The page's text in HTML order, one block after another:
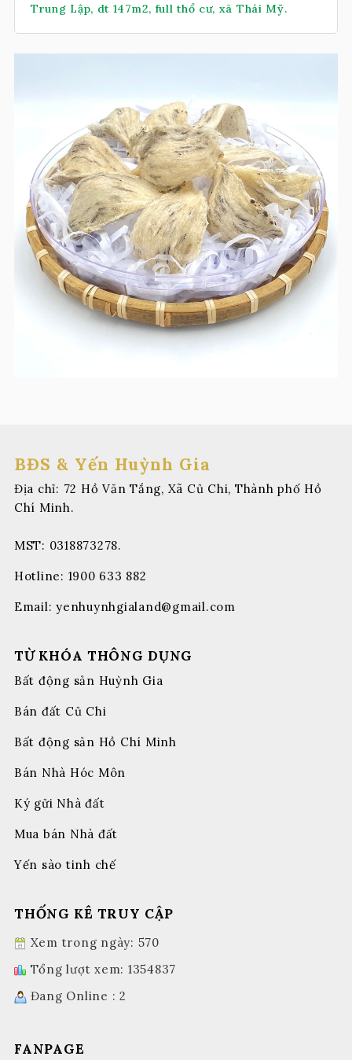
Trung Lập, dt 147m2, full thổ cư, xã Thái Mỹ.
BĐS & Yến Huỳnh Gia
Địa chỉ: 72 Hồ Văn Tắng, Xã Củ Chi, Thành phố Hồ
Chí Minh.
MST: 0318873278.
Hotline: 1900 633 882
Email:yenhuynhgialand@gmail.com
TỪ KHÓA THÔNG DỤNG
Bất động sản Huỳnh Gia
Bán đất Củ Chi
Bất động sản Hồ Chí Minh
Bán Nhà Hóc Môn
Ký gửi Nhà đất
Mua bán Nhà đất
Yến sào tinh chế
THỐNG KÊ TRUY CẬP
Xem trong ngày: 570
Tổng lượt xem: 1354837
Đang Online : 2
FANPAGE